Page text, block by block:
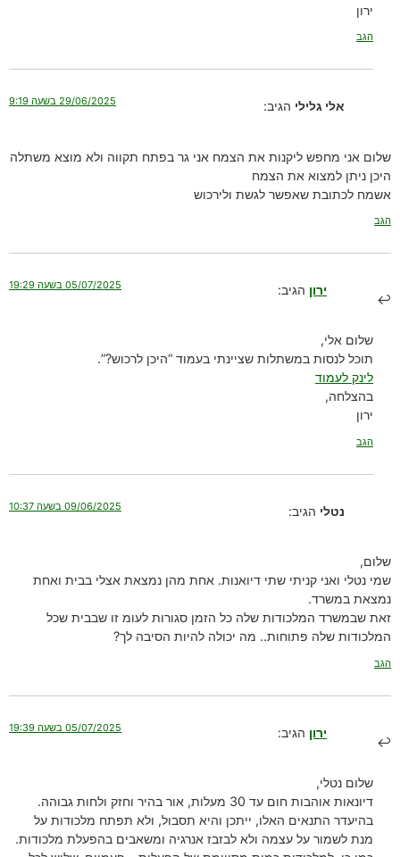
ירון
הגב
אלי גלילי הגיב: 29/06/2025 בשעה 9:19
שלום אני מחפש ליקנות את הצמח אני גר בפתח תקווה ולא מוצא משתלה
היכן ניתן למצוא את הצמח
אשמח לכתובת שאפשר לגשת ולירכוש
הגב
ירון הגיב: 05/07/2025 בשעה 19:29
שלום אלי,
תוכל לנסות במשתלות שציינתי בעמוד “היכן לרכוש?”.
לינק לעמוד
בהצלחה,
ירון
הגב
נטלי הגיב: 09/06/2025 בשעה 10:37
שלום,
שמי נטלי ואני קניתי שתי דיואנות. אחת מהן נמצאת אצלי בבית ואחת
נמצאת במשרד.
זאת שבמשרד המלכודות שלה כל הזמן סגורות לעומ זו שבבית שכל
המלכודות שלה פתוחות.. מה יכולה להיות הסיבה לך?
הגב
ירון הגיב: 05/07/2025 בשעה 19:39
שלום נטלי,
דיונאות אוהבות חום עד 30 מעלות, אור בהיר וחזק ולחות גבוהה.
בהיעדר התנאים האלו, ייתכן והיא תסבול, ולא תפתח מלכודות על
מנת לשמור על עצמה ולא לבזבז אנרגיה ומשאבים בהפעלת מלכודות.